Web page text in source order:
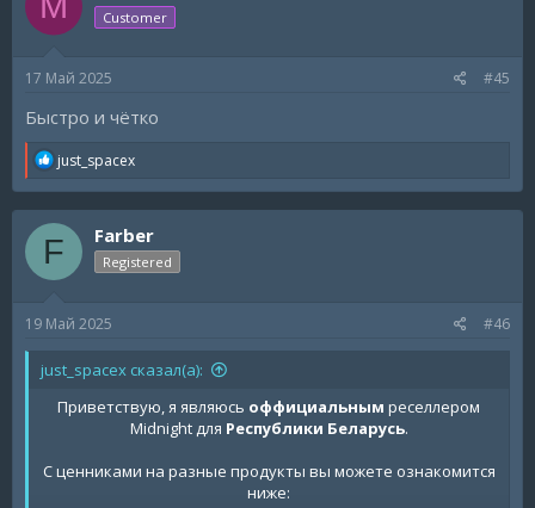
Переводом по карте на "Беларусьбанк".
Криптовалюта: Любая криптовалюта / Binance Pay /
Дискорд сервер (откройте тикет в канале #open-
Телеграм
i
o
:
Customer
17 Май 2025 #45
Быстро и чётко
R
a
c
i
:
just_spacex
F Farber
Registered
19 Май 2025 #46
just_spacex сказал(а):
Приветствую, я являюсь оффициальным реселлером
Midnight для Республики Беларусь.
С ценниками на разные продукты вы можете ознакомится
ниже: